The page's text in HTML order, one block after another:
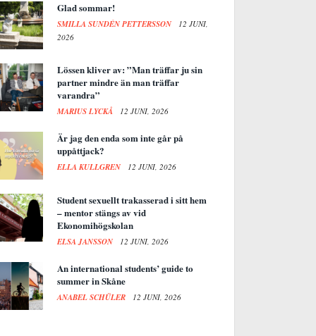
Glad sommar!
SMILLA SUNDÉN PETTERSSON
12 JUNI,
2026
Lössen kliver av: ”Man träffar ju sin
partner mindre än man träffar
varandra”
MARIUS LYCKÅ 12 JUNI, 2026
Är jag den enda som inte går på
uppåttjack?
ELLA KULLGREN 12 JUNI, 2026
Student sexuellt trakasserad i sitt hem
– mentor stängs av vid
Ekonomihögskolan
ELSA JANSSON 12 JUNI, 2026
An international students’ guide to
summer in Skåne
ANABEL SCHÜLER 12 JUNI, 2026